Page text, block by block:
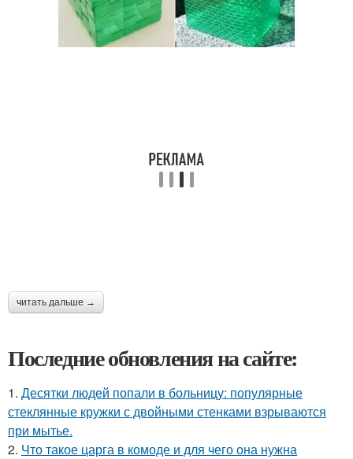
читать дальше →
Последние обновления на сайте:
1. Десятки людей попали в больницу: популярные
стеклянные кружки с двойными стенками взрываются
при мытье.
2. Что такое царга в комоде и для чего она нужна